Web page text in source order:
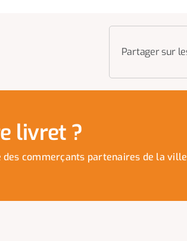
Partager sur
livret ?
commerçants partenaires de la ville